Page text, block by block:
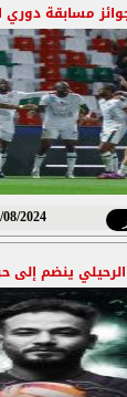
مسابقة دوري
14/08/2024 -
ينضم إلى